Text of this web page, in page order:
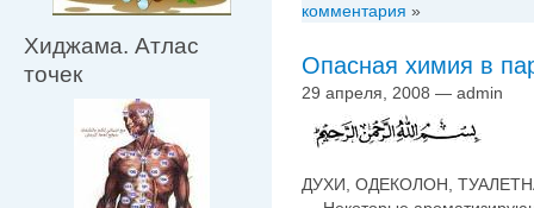
Хиджама. Атлас
точек
комментария »
Опасная химия в
29 апреля, 2008 — admin
ДУХИ, ОДЕКОЛОН,